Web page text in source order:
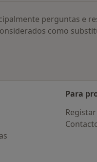
perguntas e
como
Para